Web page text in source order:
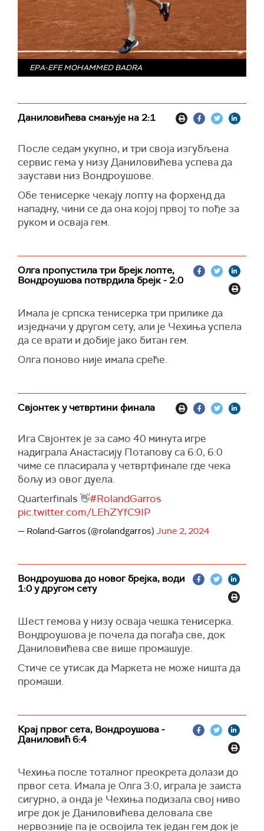
EPA-EFE MOHAMMED BADRA
Даниловићева смањује на 2:1
После седам укупно, и три своја изгубљена
сервис гема у низу Даниловићева успева да
заустави низ Вондроушове.
Обе тенисерке чекају лопту на форхенд да
нападну, чини се да она којој првој то пође за
руком и осваја гем.
Олга пропустила три брејк лопте,
Вондроушова потврдила брејк - 2:0
Имала је српска тенисерка три прилике да
изједначи у другом сету, али је Чехиња успела
да се врати и добије јако битан гем.
Олга поново није имала среће.
Свјонтек у четвртини финала
Ига Свјонтек је за само 40 минута игре
надиграла Анастасију Потапову са 6:0, 6:0
чиме се пласирала у четвртфинале где чека
бољу из овог дуела.
Quarterfinals 👋#RolandGarros
pic.twitter.com/LEhZYfC9IP
— Roland-Garros (@rolandgarros) June 2, 2024
Вондроушова до новог брејка, води
1:0 у другом сету
Шест гемова у низу осваја чешка тенисерка.
Вондроушова је почела да погађа све, док
Даниловићева све више промашује.
Стиче се утисак да Маркета не може ништа да
промаши.
Крај првог сета, Вондроушова -
Даниловић 6:4
Чехиња после тоталног преокрета долази до
првог сета. Имала је Олга 3:0, играла је заиста
сигурно, а онда је Чехиња подизала свој ниво
игре док је Даниловићева деловала све
нервозније па је освојила тек један гем док је